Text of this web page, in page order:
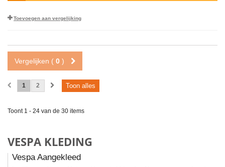
Toevoegen aan vergelijking
Vergelijken ( 0 )
Toon alles
1 2
Toont 1 - 24 van de 30 items
VESPA KLEDING
Vespa Aangekleed